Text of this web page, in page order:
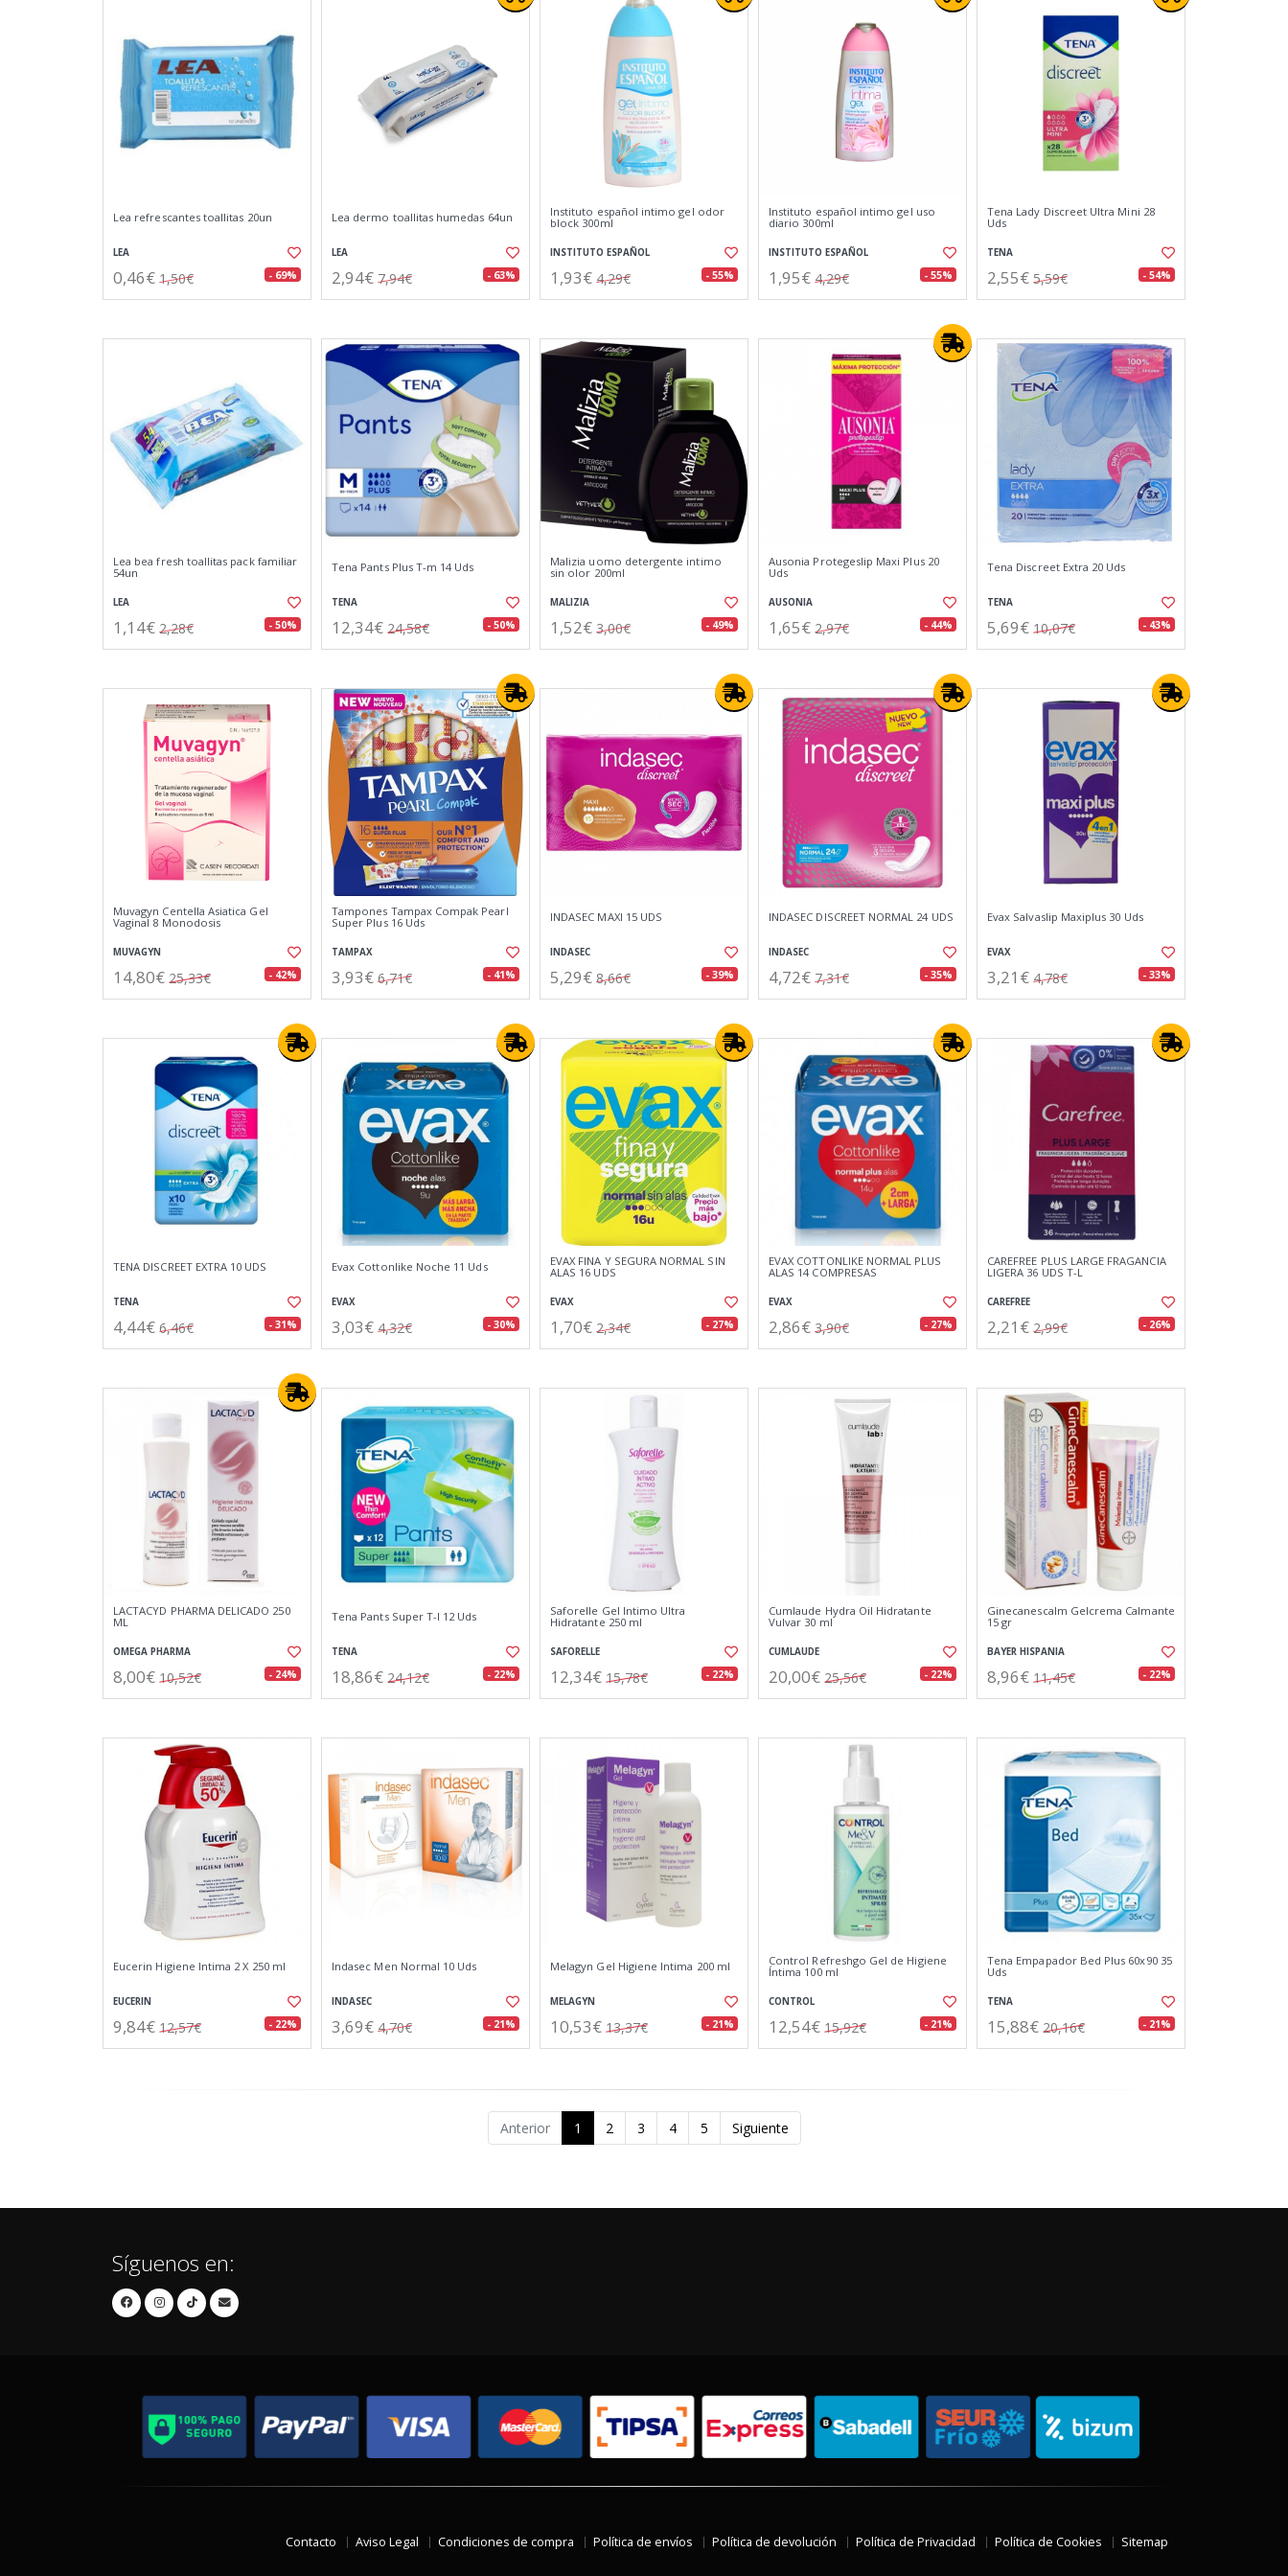
Lea refrescantes toallitas 20un
LEA
0,46€ 1,50€ - 69%
Lea dermo toallitas humedas 64un
LEA
2,94€ 7,94€ - 63%
Instituto español intimo gel odor
block 300ml
INSTITUTO ESPAÑOL
1,93€ 4,29€ - 55%
Instituto español intimo gel uso
diario 300ml
INSTITUTO ESPAÑOL
1,95€ 4,29€ - 55%
Tena Lady Discreet Ultra Mini 28
Uds
TENA
2,55€ 5,59€ - 54%
Lea bea fresh toallitas pack familiar
54un
LEA
1,14€ 2,28€ - 50%
Tena Pants Plus T-m 14 Uds
TENA
12,34€ 24,58€ - 50%
Malizia uomo detergente intimo
sin olor 200ml
MALIZIA
1,52€ 3,00€ - 49%
Ausonia Protegeslip Maxi Plus 20
Uds
AUSONIA
1,65€ 2,97€ - 44%
Tena Discreet Extra 20 Uds
TENA
5,69€ 10,07€ - 43%
Muvagyn Centella Asiatica Gel
Vaginal 8 Monodosis
MUVAGYN
14,80€ 25,33€ - 42%
Tampones Tampax Compak Pearl
Super Plus 16 Uds
TAMPAX
3,93€ 6,71€ - 41%
INDASEC MAXI 15 UDS
INDASEC
5,29€ 8,66€ - 39%
INDASEC DISCREET NORMAL 24 UDS
INDASEC
4,72€ 7,31€ - 35%
Evax Salvaslip Maxiplus 30 Uds
EVAX
3,21€ 4,78€ - 33%
TENA DISCREET EXTRA 10 UDS
TENA
4,44€ 6,46€ - 31%
Evax Cottonlike Noche 11 Uds
EVAX
3,03€ 4,32€ - 30%
EVAX FINA Y SEGURA NORMAL SIN
ALAS 16 UDS
EVAX
1,70€ 2,34€ - 27%
EVAX COTTONLIKE NORMAL PLUS
ALAS 14 COMPRESAS
EVAX
2,86€ 3,90€ - 27%
CAREFREE PLUS LARGE FRAGANCIA
LIGERA 36 UDS T-L
CAREFREE
2,21€ 2,99€ - 26%
LACTACYD PHARMA DELICADO 250
ML
OMEGA PHARMA
8,00€ 10,52€ - 24%
Tena Pants Super T-l 12 Uds
TENA
18,86€ 24,12€ - 22%
Saforelle Gel Intimo Ultra
Hidratante 250 ml
SAFORELLE
12,34€ 15,78€ - 22%
Cumlaude Hydra Oil Hidratante
Vulvar 30 ml
CUMLAUDE
20,00€ 25,56€ - 22%
Ginecanescalm Gelcrema Calmante
15 gr
BAYER HISPANIA
8,96€ 11,45€ - 22%
Eucerin Higiene Intima 2 X 250 ml
EUCERIN
9,84€ 12,57€ - 22%
Indasec Men Normal 10 Uds
INDASEC
3,69€ 4,70€ - 21%
Melagyn Gel Higiene Intima 200 ml
MELAGYN
10,53€ 13,37€ - 21%
Control Refreshgo Gel de Higiene
Íntima 100 ml
CONTROL
12,54€ 15,92€ - 21%
Tena Empapador Bed Plus 60x90 35
Uds
TENA
15,88€ 20,16€ - 21%
Anterior 1 2 3 4 5 Siguiente
Síguenos en:
Contacto Aviso Legal Condiciones de compra Política de envíos Política de devolución Política de Privacidad Política de Cookies Sitemap